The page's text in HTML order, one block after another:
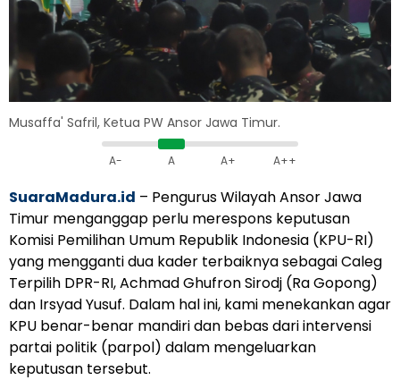
Musaffa' Safril, Ketua PW Ansor Jawa Timur.
A- A A+ A++
SuaraMadura.id – Pengurus Wilayah Ansor Jawa
Timur menganggap perlu merespons keputusan
Komisi Pemilihan Umum Republik Indonesia (KPU-RI)
yang mengganti dua kader terbaiknya sebagai Caleg
Terpilih DPR-RI, Achmad Ghufron Sirodj (Ra Gopong)
dan Irsyad Yusuf. Dalam hal ini, kami menekankan agar
KPU benar-benar mandiri dan bebas dari intervensi
partai politik (parpol) dalam mengeluarkan
keputusan tersebut.